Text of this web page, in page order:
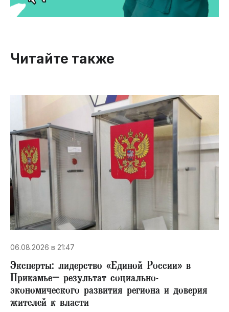
Читайте также
06.08.2026 в 21:47
Эксперты: лидерство «Единой России» в
Прикамье– результат социально-
экономического развития региона и доверия
жителей к власти